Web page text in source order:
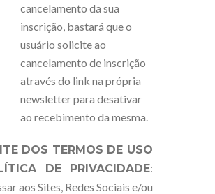
cancelamento da sua
inscrição, bastará que o
usuário solicite ao
cancelamento de inscrição
através do link na própria
newsletter para desativar
ao recebimento da mesma.
DOS TERMOS DE USO
DE PRIVACIDADE:
aos Sites, Redes Sociais e/ou